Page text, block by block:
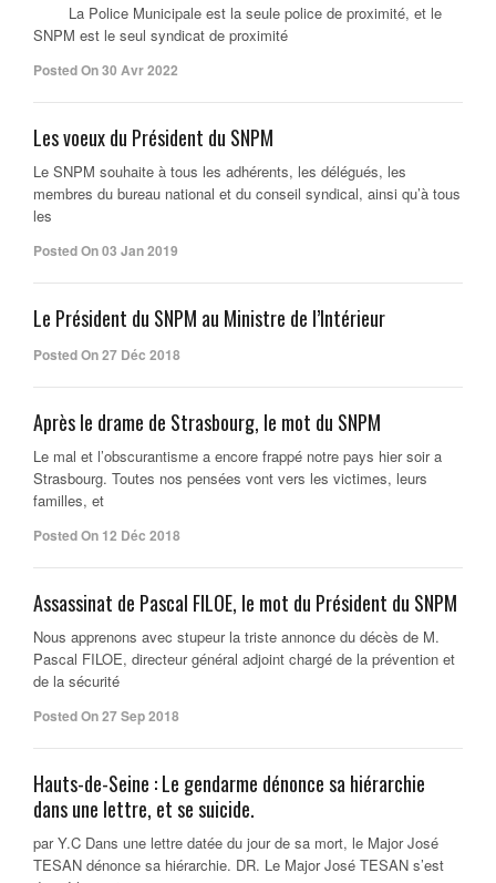
La Police Municipale est la seule police de proximité, et le
SNPM est le seul syndicat de proximité
Posted On 30 Avr 2022
Les voeux du Président du SNPM
Le SNPM souhaite à tous les adhérents, les délégués, les
membres du bureau national et du conseil syndical, ainsi qu’à tous
les
Posted On 03 Jan 2019
Le Président du SNPM au Ministre de l’Intérieur
Posted On 27 Déc 2018
Après le drame de Strasbourg, le mot du SNPM
Le mal et l’obscurantisme a encore frappé notre pays hier soir a
Strasbourg. Toutes nos pensées vont vers les victimes, leurs
familles, et
Posted On 12 Déc 2018
Assassinat de Pascal FILOE, le mot du Président du SNPM
Nous apprenons avec stupeur la triste annonce du décès de M.
Pascal FILOE, directeur général adjoint chargé de la prévention et
de la sécurité
Posted On 27 Sep 2018
Hauts-de-Seine : Le gendarme dénonce sa hiérarchie
dans une lettre, et se suicide.
par Y.C Dans une lettre datée du jour de sa mort, le Major José
TESAN dénonce sa hiérarchie. DR. Le Major José TESAN s’est